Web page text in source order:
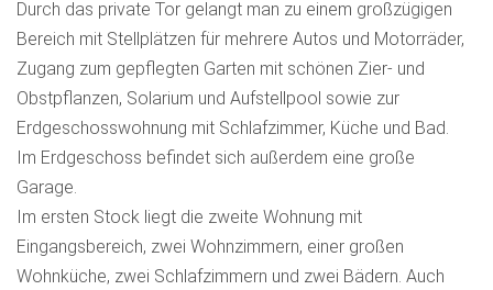
Durch das private Tor gelangt man zu einem großzügigen
Bereich mit Stellplätzen für mehrere Autos und Motorräder,
Zugang zum gepflegten Garten mit schönen Zier- und
Obstpflanzen, Solarium und Aufstellpool sowie zur
Erdgeschosswohnung mit Schlafzimmer, Küche und Bad.
Im Erdgeschoss befindet sich außerdem eine große
Garage.
Im ersten Stock liegt die zweite Wohnung mit
Eingangsbereich, zwei Wohnzimmern, einer großen
Wohnküche, zwei Schlafzimmern und zwei Bädern. Auch